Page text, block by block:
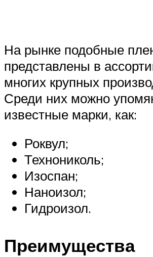
На рынке подобные
представлены в
многих крупных
Среди них можно
известные марки, как:
Роквул;
Технониколь;
Изоспан;
Наноизол;
Гидроизол.
Преимущества